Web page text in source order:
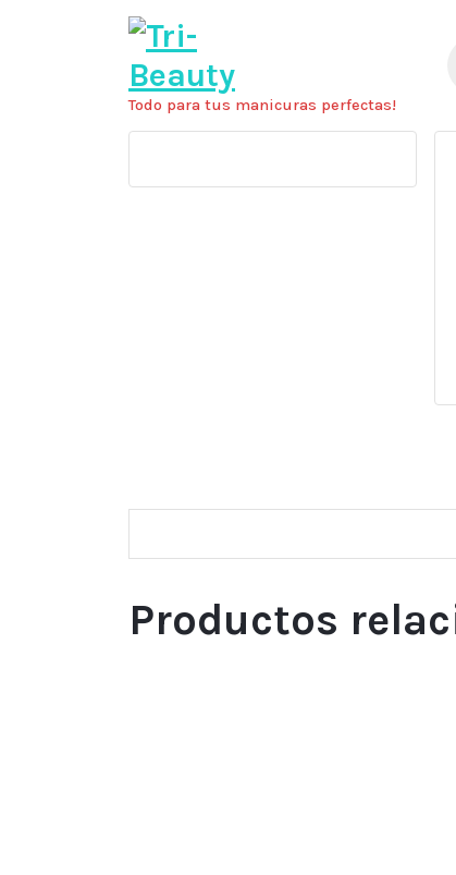
Todo para tus manicuras perfectas!
Productos